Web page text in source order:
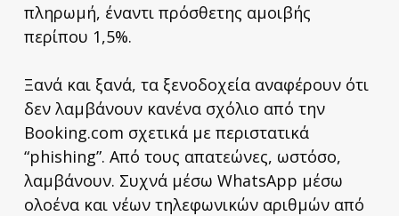
πληρωμή, έναντι πρόσθετης αμοιβής
περίπου 1,5%.
Ξανά και ξανά, τα ξενοδοχεία αναφέρουν ότι
δεν λαμβάνουν κανένα σχόλιο από την
Booking.com σχετικά με περιστατικά
“phishing”. Από τους απατεώνες, ωστόσο,
λαμβάνουν. Συχνά μέσω WhatsApp μέσω
ολοένα και νέων τηλεφωνικών αριθμών από